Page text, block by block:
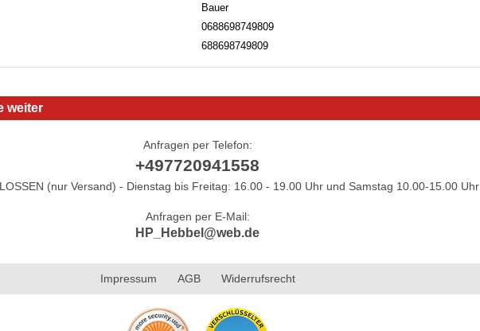
Bauer
0688698749809
688698749809
weiter
Anfragen per Telefon:
+497720941558
(nur Versand) - Dienstag bis Freitag: 16.00 - 19.00 Uhr und Samstag 10.00-15.00 Uhr
Anfragen per E-Mail:
HP_Hebbel@web.de
Impressum AGB Widerrufsrecht